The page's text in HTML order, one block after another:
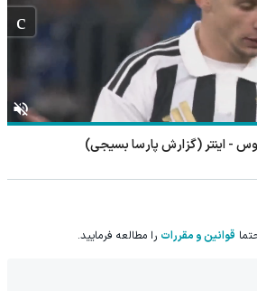
- اینتر (گزارش پارسا بسیجی)
قوانین و مقررات را مطالعه فرمایید.